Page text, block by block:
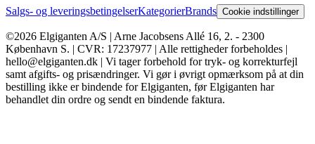
Salgs- og leveringsbetingelserKategorierBrands Cookie indstillinger
©2026 Elgiganten A/S | Arne Jacobsens Allé 16, 2. - 2300
København S. | CVR: 17237977 | Alle rettigheder forbeholdes |
hello@elgiganten.dk | Vi tager forbehold for tryk- og korrekturfejl
samt afgifts- og prisændringer. Vi gør i øvrigt opmærksom på at din
bestilling ikke er bindende for Elgiganten, før Elgiganten har
behandlet din ordre og sendt en bindende faktura.